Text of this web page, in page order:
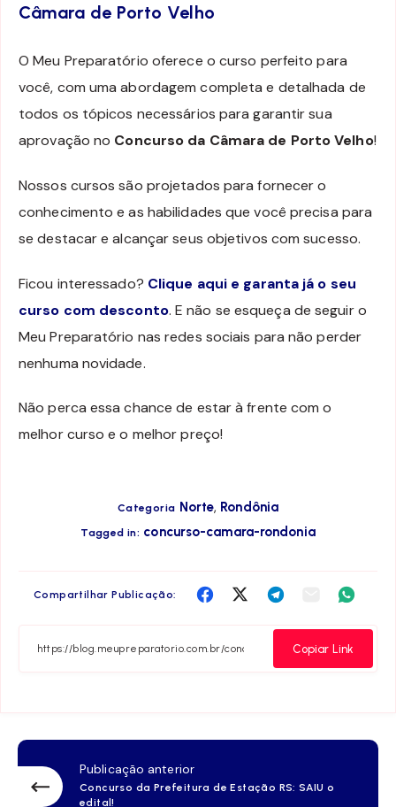
Câmara de Porto Velho
O Meu Preparatório oferece o curso perfeito para
você, com uma abordagem completa e detalhada de
todos os tópicos necessários para garantir sua
aprovação no Concurso da Câmara de Porto Velho!
Nossos cursos são projetados para fornecer o
conhecimento e as habilidades que você precisa para
se destacar e alcançar seus objetivos com sucesso.
Ficou interessado? Clique aqui e garanta já o seu
curso com desconto. E não se esqueça de seguir o
Meu Preparatório nas redes sociais para não perder
nenhuma novidade.
Não perca essa chance de estar à frente com o
melhor curso e o melhor preço!
Categoria Norte, Rondônia
Tagged in: concurso-camara-rondonia
Compartilhar Publicação:
Compartilha
Facebook
CompartilhaCompartilha
Telegram
Compartilha
Email
Copiar Link
Publicação anterior
Concurso da Prefeitura de Estação RS: SAIU o
edital!